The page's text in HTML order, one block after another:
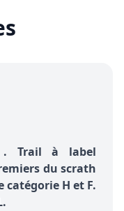
Trail à label
du scrath
catégorie H et F.